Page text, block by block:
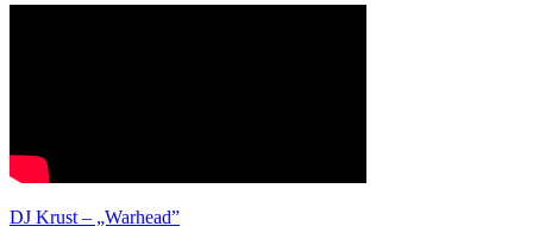
DJ Krust – „Warhead”